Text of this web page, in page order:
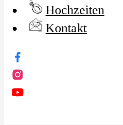
Hochzeiten
Kontakt